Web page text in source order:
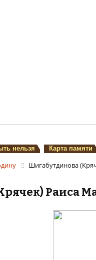
нельзя Карта памяти
Шигабутдинова
Раиса